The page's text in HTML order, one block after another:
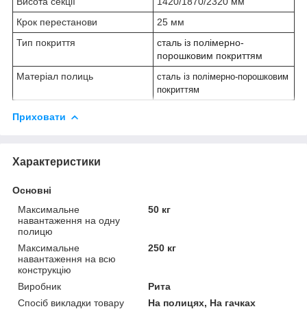
Крок перестанови
25 мм
Тип покриття
сталь із полімерно-
порошковим покриттям
Матеріал полиць
сталь із полімерно-порошковим
покриттям
Приховати
Характеристики
Основні
Максимальне
навантаження на одну
полицю
50 кг
Максимальне
навантаження на всю
конструкцію
250 кг
Виробник
Рита
Спосіб викладки товару
На полицях, На гачках